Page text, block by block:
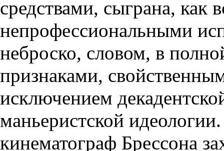
средствами, сыграна, как
непрофессиональными
неброско, словом, в
признаками,
исключением
маньеристской
кинематограф Брессона